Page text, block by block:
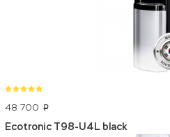
48 700 p
Ecotronic T98-U4L black